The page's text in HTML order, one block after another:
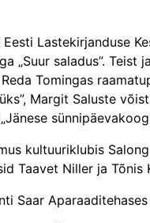
Lastekirjan­duse
„Suur saladus”.
Tomingas
Margit Saluste
kultuuriklubis
Taavet Niller ja Tõnis
Saar